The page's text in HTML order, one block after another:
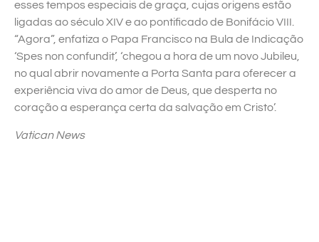
esses tempos especiais de graça, cujas origens estão
ligadas ao século XIV e ao pontificado de Bonifácio VIII.
“Agora”, enfatiza o Papa Francisco na Bula de Indicação
‘Spes non confundit’, ‘chegou a hora de um novo Jubileu,
no qual abrir novamente a Porta Santa para oferecer a
experiência viva do amor de Deus, que desperta no
coração a esperança certa da salvação em Cristo’.
Vatican News